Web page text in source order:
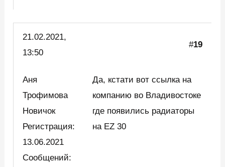
21.02.2021,
13:50
#19
Аня
Трофимова
Новичок
Регистрация:
13.06.2021
Сообщений:
Да, кстати вот ссылка на
компанию во Владивостоке
где появились радиаторы
на EZ 30